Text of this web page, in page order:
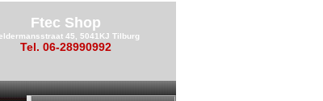
Ftec Shop
45, 5041KJ Tilburg
Tel. 06-28990992